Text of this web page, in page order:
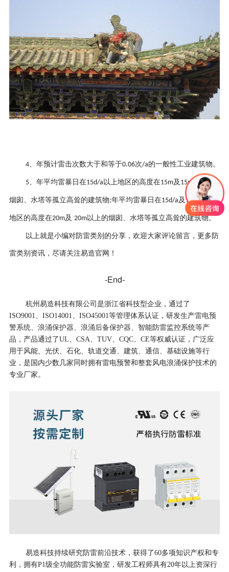
4、 年预计雷击次数大于和等于0.06次/a的一般性工业建筑物。
5、 年平均雷暴日在15d/a 以上地区的高度在15m及 15m以上的
烟囱、水塔等孤立高耸的建筑物;年平均雷暴日在15d/a及15d/a以下
地区的高度在20m及 20m以上的烟囱、水塔等孤立高耸的建筑物。
以上就是小编对防雷类别的分享，欢迎大家评论留言，更多防
雷类别资讯，尽请关注易造官网！
-End-
杭州易造科技有限公司是浙江省科技型企业，通过了
ISO9001、ISO14001、ISO45001等管理体系认证，研发生产雷电预
警系统、 浪涌保护器 浪涌后备保护器 、智能防雷监控系统等产
品，产品通过了UL、CSA、TUV、CQC、CE等权威认证，⼴泛应
⽤于风能、光伏、石化、轨道交通、建筑、通信、基础设施等行
业，是国内少数几家同时拥有雷电预警和整套⻛电浪涌保护技术的
专业⼚家。
易造科技持续研究防雷前沿技术，获得了60多项知识产权和专
利，拥有P1级全功能防雷实验室，研发⼯程师具有20年以上资深⾏